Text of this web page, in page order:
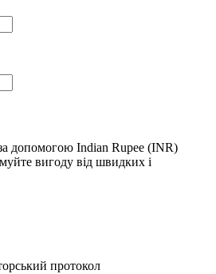
допомогою Indian Rupee (INR)
вигоду від швидких і
протокол